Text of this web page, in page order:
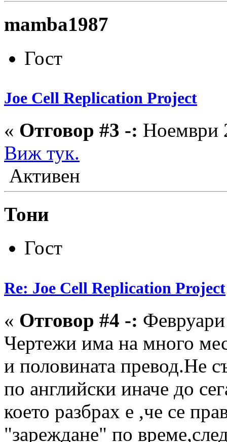
mamba1987
Гост
Joe Cell Replication Project
« Отговор #3 -: Ноември
Виж тук.
Активен
Тони
Гост
Re: Joe Cell Replication Project
« Отговор #4 -:
Чертежи има на много
и половината превод.Не
по английски иначе до
което разбрах е ,че се
"зареждане" по